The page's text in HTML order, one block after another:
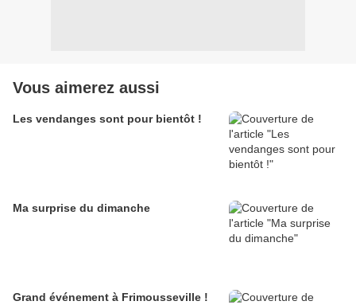
Vous aimerez aussi
Les vendanges sont pour bientôt !
Ma surprise du dimanche
Grand événement à Frimousseville !